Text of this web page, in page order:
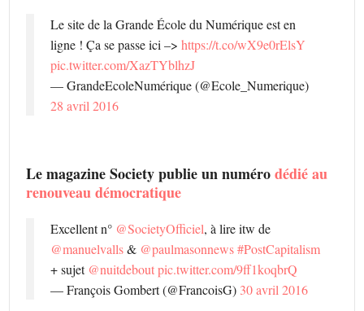
Le site de la Grande École du Numérique est en
ligne ! Ça se passe ici –>https://t.co/wX9e0rElsY
pic.twitter.com/XazTYblhzJ
— GrandeEcoleNumérique (@Ecole_Numerique)
28 avril 2016
Le magazine Society publie un numérodédié au
renouveau démocratique
Excellent n° @SocietyOfficiel, à lire itw de
@manuelvalls& @paulmasonnews #PostCapitalism
+ sujet @nuitdebout pic.twitter.com/9ff1koqbrQ
— François Gombert (@FrancoisG) 30 avril 2016